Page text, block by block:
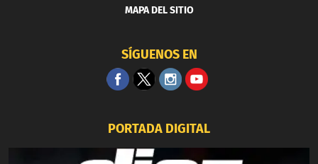
MAPA DEL SITIO
SÍGUENOS EN
PORTADA DIGITAL